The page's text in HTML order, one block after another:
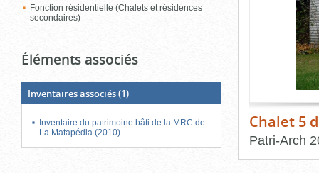
Fonction résidentielle (Chalets et résidences
secondaires)
Éléments associés
Inventaires associés(1)
Inventaire du patrimoine bâti de la MRC de
La Matapédia (2010)
Chalet 5
Patri-Arch